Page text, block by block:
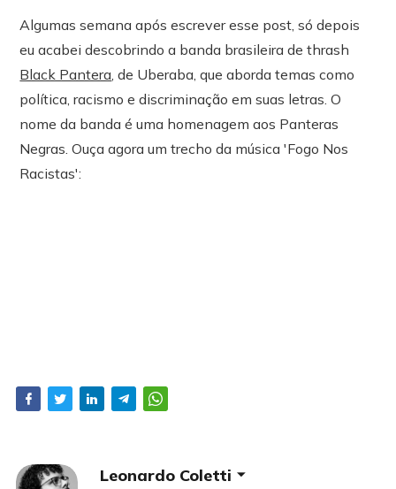
Algumas semana após escrever esse post, só depois
eu acabei descobrindo a banda brasileira de thrash
Black Pantera, de Uberaba, que aborda temas como
política, racismo e discriminação em suas letras. O
nome da banda é uma homenagem aos Panteras
Negras. Ouça agora um trecho da música 'Fogo Nos
Racistas':
Leonardo Coletti